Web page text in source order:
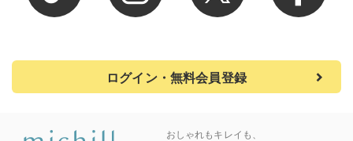
ログイン・無料会員登録
おしゃれもキレイも、